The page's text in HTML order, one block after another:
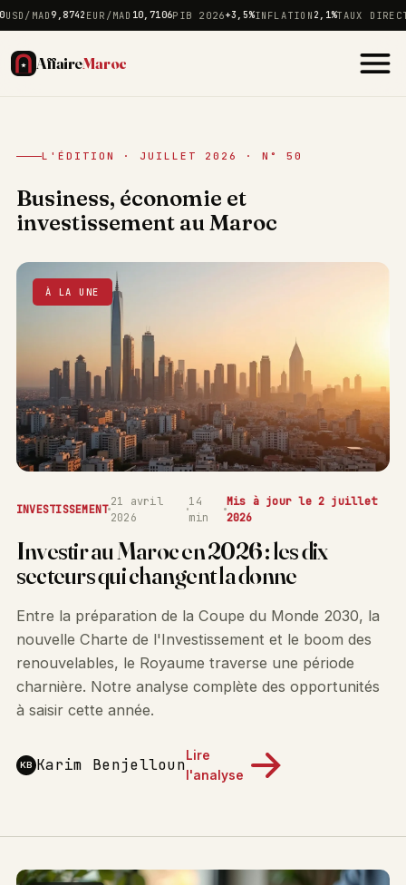
9,8742EUR/MAD 10,7106PIB 2026 +3,5%INFLATION 2,1%TAUX DIRECTEUR
AffaireMaroc
L'ÉDITION · JUILLET 2026 · N° 50
Business, économie et
investissement au Maroc
À LA UNE
INVESTISSEMENT
21 avril
2026
14
min
Mis à jour le 2 juillet
2026
Investir au Maroc en 2026 : les dix
secteurs qui changent la donne
Entre la préparation de la Coupe du Monde 2030, la
nouvelle Charte de l'Investissement et le boom des
renouvelables, le Royaume traverse une période
charnière. Notre analyse complète des opportunités
à saisir cette année.
KB Karim Benjelloun
Lire
l'analyse